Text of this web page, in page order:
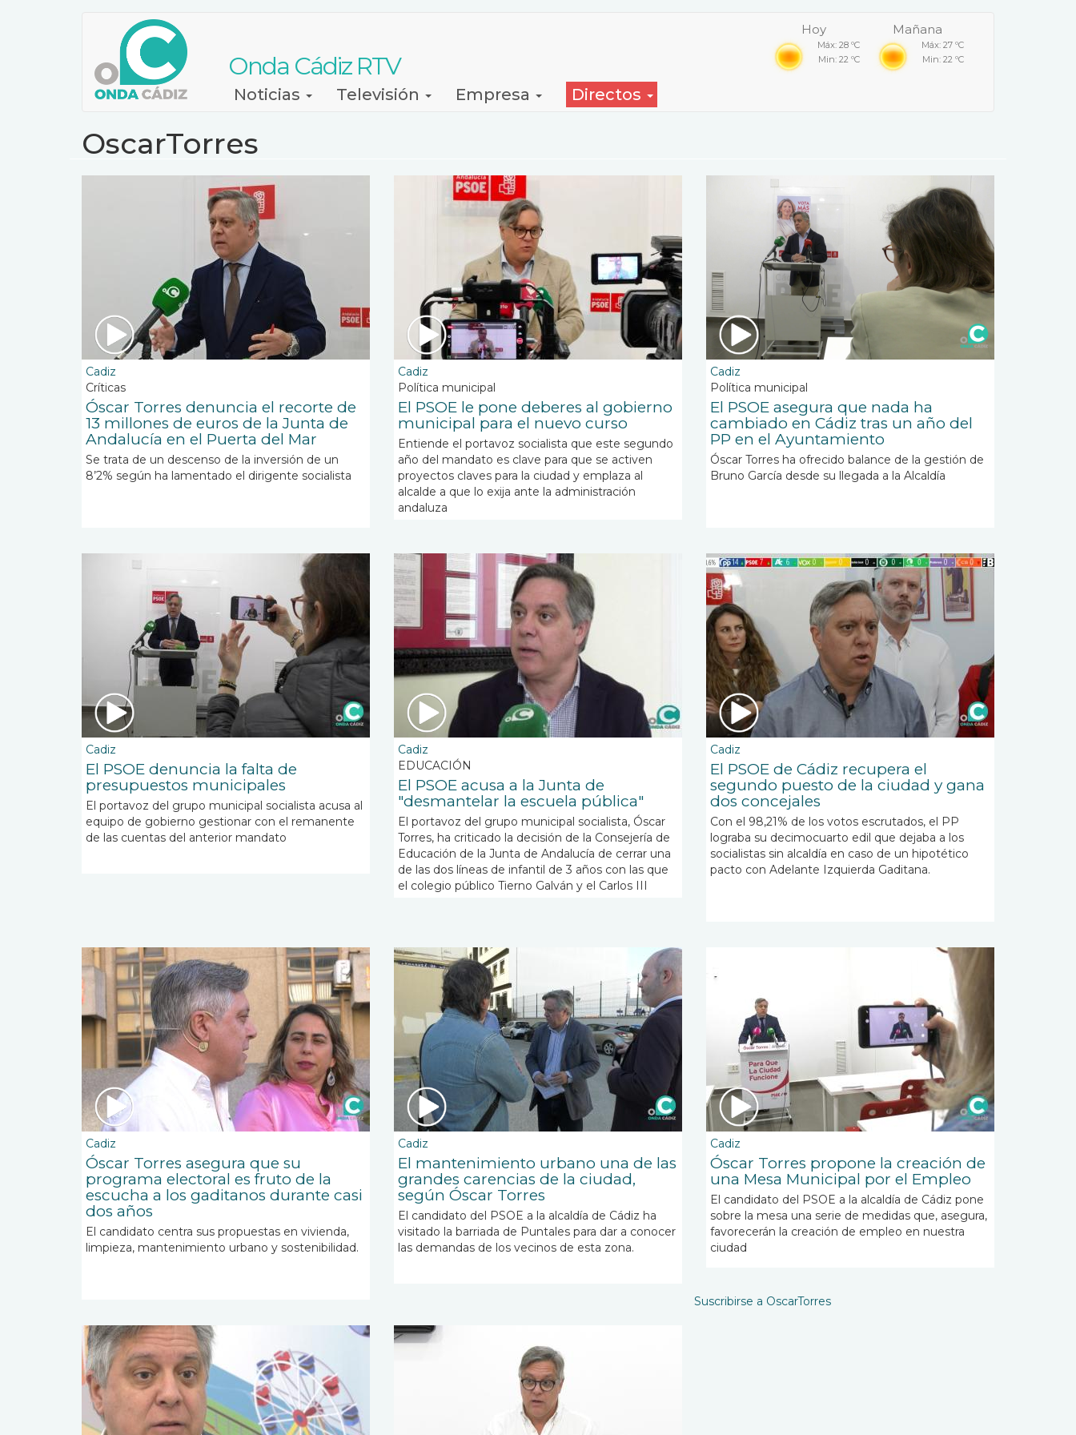
Onda Cádiz RTV
Hoy
Máx: 28 ºC
Min: 22 ºC
Mañana
Máx: 27 ºC
Min: 22 ºC
NavegaciónNoticias Televisión Empresa Directos
OscarTorres
Cadiz
Críticas
Óscar Torres denuncia el recorte de
13 millones de euros de la Junta de
Andalucía en el Puerta del Mar
Se trata de un descenso de la inversión de un
8’2% según ha lamentado el dirigente socialista
Cadiz
Política municipal
El PSOE le pone deberes al gobierno
municipal para el nuevo curso
Entiende el portavoz socialista que este segundo
año del mandato es clave para que se activen
proyectos claves para la ciudad y emplaza al
alcalde a que lo exija ante la administración
andaluza
Cadiz
Política municipal
El PSOE asegura que nada ha
cambiado en Cádiz tras un año del
PP en el Ayuntamiento
Óscar Torres ha ofrecido balance de la gestión de
Bruno García desde su llegada a la Alcaldía
Cadiz
El PSOE denuncia la falta de
presupuestos municipales
El portavoz del grupo municipal socialista acusa al
equipo de gobierno gestionar con el remanente
de las cuentas del anterior mandato
Cadiz
EDUCACIÓN
El PSOE acusa a la Junta de
"desmantelar la escuela pública"
El portavoz del grupo municipal socialista, Óscar
Torres, ha criticado la decisión de la Consejería de
Educación de la Junta de Andalucía de cerrar una
de las dos líneas de infantil de 3 años con las que
el colegio público Tierno Galván y el Carlos III
Cadiz
El PSOE de Cádiz recupera el
segundo puesto de la ciudad y gana
dos concejales
Con el 98,21% de los votos escrutados, el PP
lograba su decimocuarto edil que dejaba a los
socialistas sin alcaldía en caso de un hipotético
pacto con Adelante Izquierda Gaditana.
Cadiz
Óscar Torres asegura que su
programa electoral es fruto de la
escucha a los gaditanos durante casi
dos años
El candidato centra sus propuestas en vivienda,
limpieza, mantenimiento urbano y sostenibilidad.
Cadiz
El mantenimiento urbano una de las
grandes carencias de la ciudad,
según Óscar Torres
El candidato del PSOE a la alcaldía de Cádiz ha
visitado la barriada de Puntales para dar a conocer
las demandas de los vecinos de esta zona.
Cadiz
Óscar Torres propone la creación de
una Mesa Municipal por el Empleo
El candidato del PSOE a la alcaldía de Cádiz pone
sobre la mesa una serie de medidas que, asegura,
favorecerán la creación de empleo en nuestra
ciudad
Suscribirse a OscarTorres